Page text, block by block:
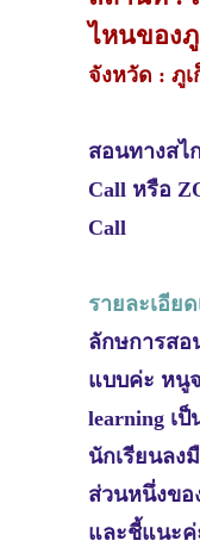
ไหนของ
จังหวัด : ภูเ
สอนทางสไ
Call หรือ
Call
รายละเอีย
ลักษการสอ
แบบค่ะ หนู
learning เ
นักเรียนลง
ส่วนหนึ่งขอ
และชี้แนะค่